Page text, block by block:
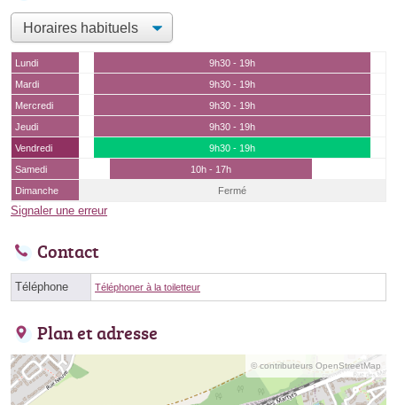
Lundi
9h30 - 19h
Mardi
9h30 - 19h
Mercredi
9h30 - 19h
Jeudi
9h30 - 19h
Vendredi
9h30 - 19h
Samedi
10h - 17h
Dimanche
Fermé
Signaler une erreur
Contact
Téléphone Téléphoner à la toiletteur
Plan et adresse
© contributeurs OpenStreetMap